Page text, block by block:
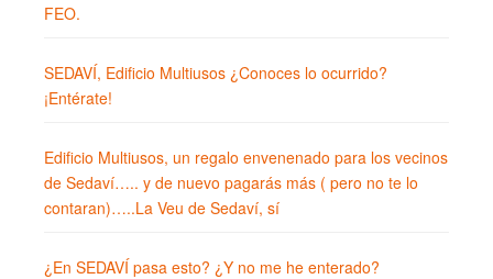
FEO.
SEDAVÍ, Edificio Multiusos ¿Conoces lo ocurrido?
¡Entérate!
Edificio Multiusos, un regalo envenenado para los vecinos
de Sedaví….. y de nuevo pagarás más ( pero no te lo
contaran)…..La Veu de Sedaví, sí
¿En SEDAVÍ pasa esto? ¿Y no me he enterado?